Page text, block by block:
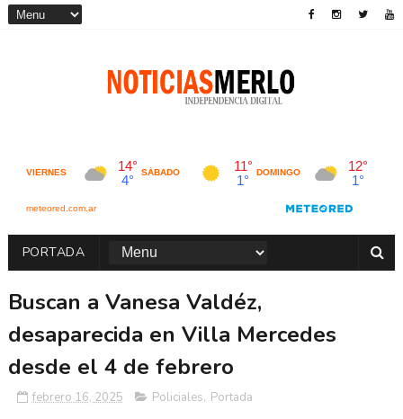
PORTADA
Buscan a Vanesa Valdéz,
desaparecida en Villa Mercedes
desde el 4 de febrero
febrero 16, 2025 Policiales, Portada